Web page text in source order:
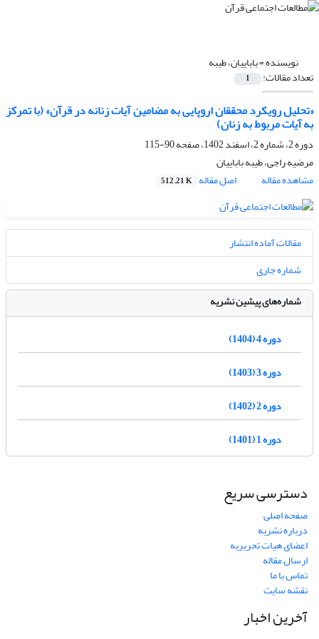
نویسنده =باباییان، طیبه
تعداد مقالات: 1
«تحلیل رویکرد محققان اروپایی به مضامین آیات زنانه در قرآن» (با تمرکز
به آیات مربوط به زنان)
دوره 2، شماره 2، اسفند 1402، صفحه
90-115
مرضیه راجی، طیبه باباییان
مشاهده مقاله
اصل مقاله 512.21 K
مقالات آماده انتشار
شماره جاری
شماره‌های پیشین نشریه
دوره 4 (1404)
دوره 3 (1403)
دوره 2 (1402)
دوره 1 (1401)
دسترسی سریع
صفحه اصلی
درباره نشریه
اعضای هیات تحریریه
ارسال مقاله
تماس با ما
نقشه سایت
آخرین اخبار